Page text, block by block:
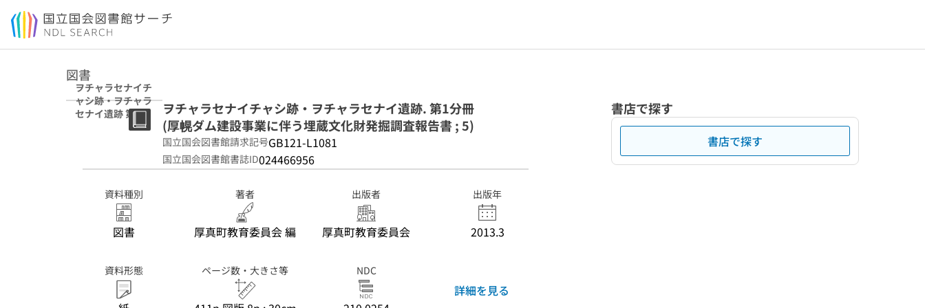
本文へ移動
図書
ヲチャラセナイチ
ャシ跡・ヲチャラ
セナイ遺跡 第1分
冊 (厚幌ダム建設
書 ; 5)
ヲチャラセナイチャシ跡・ヲチャラセナイ遺跡. 第1分冊
(厚幌ダム建設事業に伴う埋蔵文化財発掘調査報告書 ; 5)
国立国会図書館請求記号GB121-L1081
国立国会図書館書誌ID024466956
資料種別
図書
著者
厚真町教育委員会 編
出版者
厚真町教育委員会
出版年
2013.3
資料形態 ページ数・大きさ等 NDC
詳細を見る
書店で探す
書店で探す